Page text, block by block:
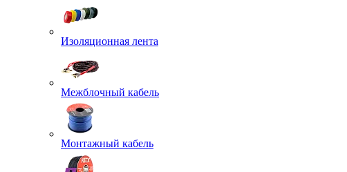
Изоляционная лента
Межблочный кабель
Монтажный кабель